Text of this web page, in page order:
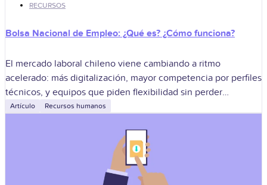
RECURSOS
Bolsa Nacional de Empleo: ¿Qué es? ¿Cómo funciona?
El mercado laboral chileno viene cambiando a ritmo
acelerado: más digitalización, mayor competencia por perfiles
técnicos, y equipos que piden flexibilidad sin perder
estabilidad. En ese cuadro, la gestión del
Artículo Recursos humanos